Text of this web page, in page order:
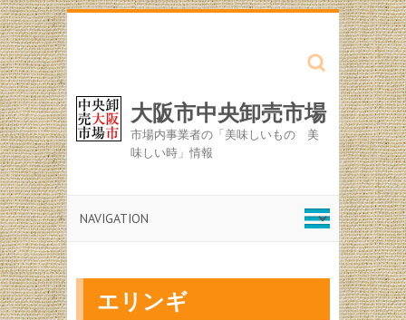
Search
大阪市中央卸売市場
市場内事業者の「美味しいもの 美
味しい時」情報
エリンギ